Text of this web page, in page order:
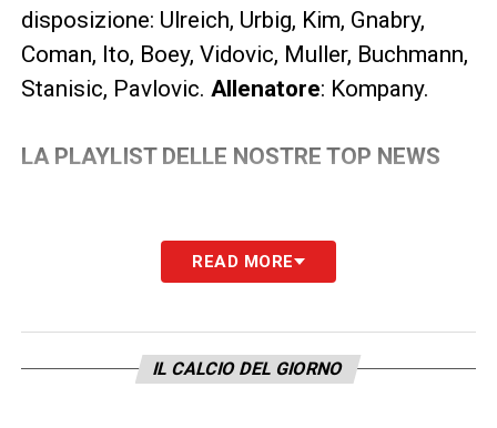
disposizione: Ulreich, Urbig, Kim, Gnabry,
Coman, Ito, Boey, Vidovic, Muller, Buchmann,
Stanisic, Pavlovic. Allenatore: Kompany.
LA PLAYLIST DELLE NOSTRE TOP NEWS
READ MORE
IL CALCIO DEL GIORNO